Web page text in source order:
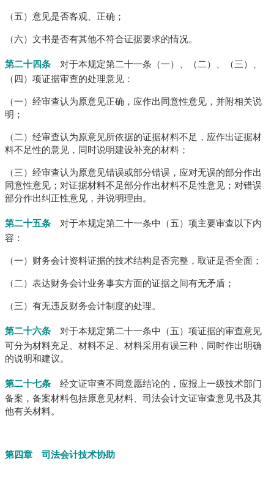
（五）意见是否客观、正确；
（六）文书是否有其他不符合证据要求的情况。
第二十四条 对于本规定第二十一条（一）、（二）、（三）、
（四）项证据审查的处理意见：
（一）经审查认为原意见正确，应作出同意性意见，并附相关说
明；
（二）经审查认为原意见所依据的证据材料不足，应作出证据材
料不足性的意见，同时说明建设补充的材料；
（三）经审查认为原意见错误或部分错误，应对无误的部分作出
同意性意见； 对证据材料不足部分作出材料不足性意见； 对错误
部分作出纠正性意见，并说明理由。
第二十五条 对于本规定第二十一条中（五）项主要审查以下内
容：
（一）财务会计资料证据的技术结构是否完整，取证是否全面；
（二）表达财务会计业务事实方面的证据之间有无矛盾；
（三）有无违反财务会计制度的处理。
第二十六条 对于本规定第二十一条中（五）项证据的审查意见
可分为材料充足、材料不足、材料采用有误三种，同时作出明确
的说明和建议。
第二十七条 经文证审查不同意愿结论的，应报上一级技术部门
备案，备案材料包括原意见材料、司法会计文证审查意见书及其
他有关材料。
第四章 司法会计技术协助